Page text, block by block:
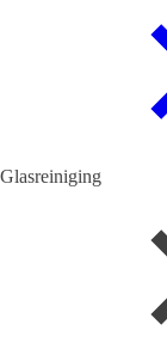
Glasreiniging